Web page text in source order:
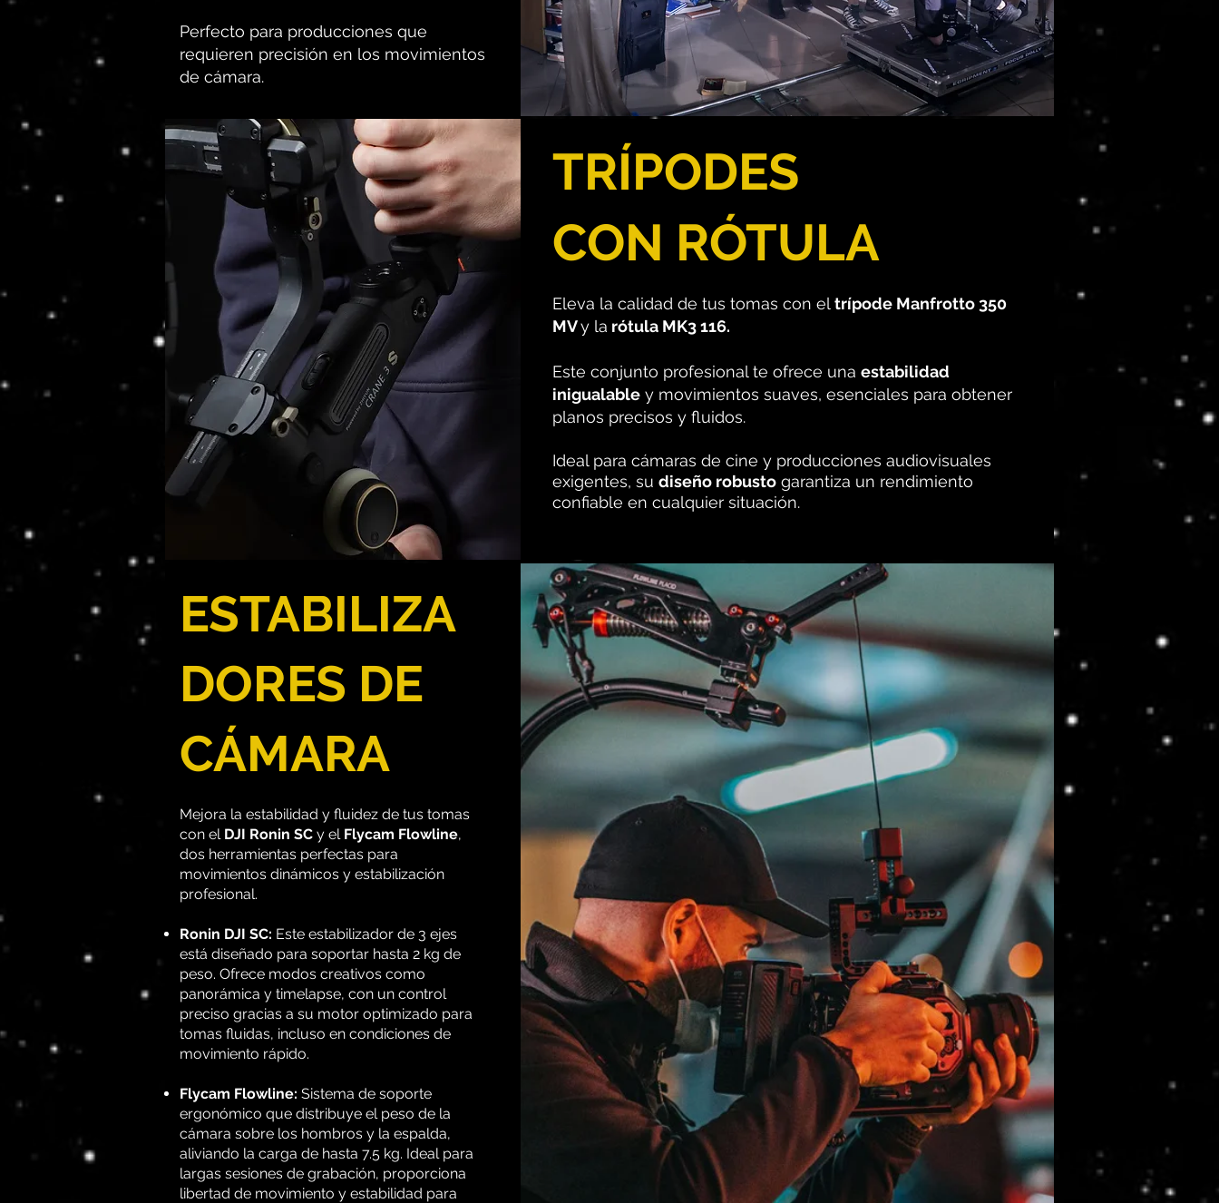
Perfecto para producciones que
requieren precisión en los movimientos
de cámara.
TRÍPODES
CON RÓTULA
Eleva la calidad de tus tomas con el trípode Manfrotto 350
MVy la rótula MK3 116.
Este conjunto profesional te ofrece una estabilidad
inigualable y movimientos suaves, esenciales para obtener
planos precisos y fluidos.
Ideal para cámaras de cine y producciones audiovisuales
exigentes, su diseño robusto garantiza un rendimiento
confiable en cualquier situación.
ESTABILIZA
DORES DE
CÁMARA
Mejora la estabilidad y fluidez de tus tomas
con elDJI Ronin SC y el Flycam Flowline,
dos herramientas perfectas para
movimientos dinámicos y estabilización
profesional.
Ronin DJI SC: Este estabilizador de 3 ejes
está diseñado para soportar hasta 2 kg de
peso. Ofrece modos creativos como
panorámica y timelapse, con un control
preciso gracias a su motor optimizado para
tomas fluidas, incluso en condiciones de
movimiento rápido.
Flycam Flowline: Sistema de soporte
ergonómico que distribuye el peso de la
cámara sobre los hombros y la espalda,
aliviando la carga de hasta 7.5 kg. Ideal para
largas sesiones de grabación, proporciona
libertad de movimiento y estabilidad para